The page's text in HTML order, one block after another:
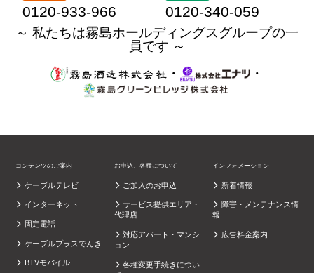
0120-933-966 0120-340-059
～ 私たちは霧島ホールディングスグループの一
員です ～
・
・
コンテンツのご案内
ケーブルテレビ
インターネット
固定電話
ケーブルプラスでんき
BTVモバイル
お申込、各種について
ご加入のお申込
サービス提供エリア・
代理店
対応アパート・マンシ
ョン
各種変更手続きについ
インフォメーション
新着情報
障害・メンテナンス情
報
広告料金案内